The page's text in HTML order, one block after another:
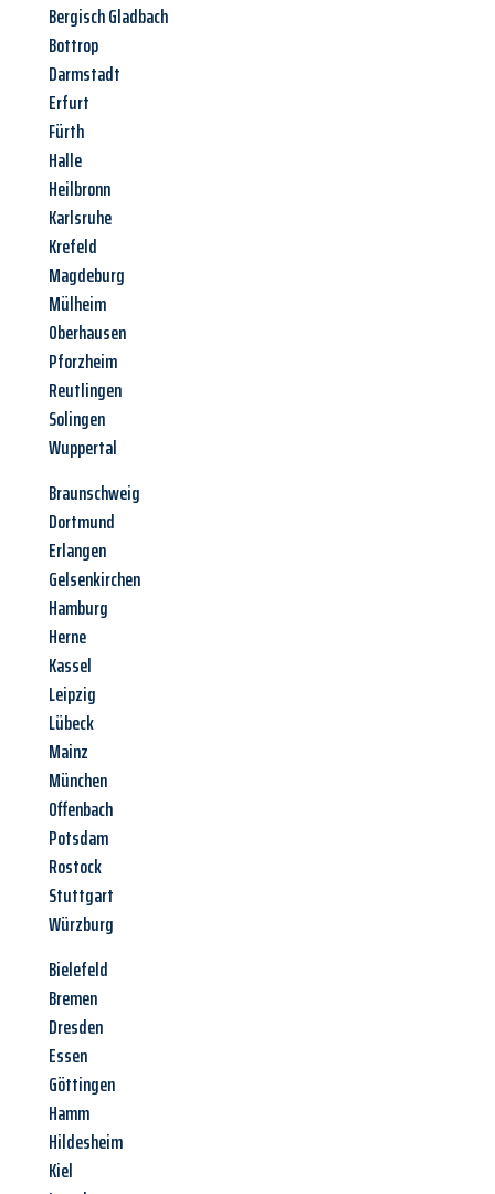
Bergisch Gladbach
Bottrop
Darmstadt
Erfurt
Fürth
Halle
Heilbronn
Karlsruhe
Krefeld
Magdeburg
Mülheim
Oberhausen
Pforzheim
Reutlingen
Solingen
Wuppertal
Braunschweig
Dortmund
Erlangen
Gelsenkirchen
Hamburg
Herne
Kassel
Leipzig
Lübeck
Mainz
München
Offenbach
Potsdam
Rostock
Stuttgart
Würzburg
Bielefeld
Bremen
Dresden
Essen
Göttingen
Hamm
Hildesheim
Kiel